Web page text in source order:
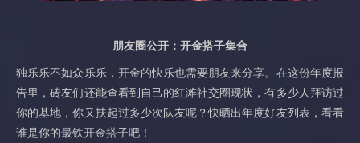
朋友圈公开：开金搭子集合
独乐乐不如众乐乐，开金的快乐也需要朋友来分享。在这份年度报
告里，砖友们还能查看到自己的红滩社交圈现状，有多少人拜访过
你的基地，你又扶起过多少次队友呢？快晒出年度好友列表，看看
谁是你的最铁开金搭子吧！